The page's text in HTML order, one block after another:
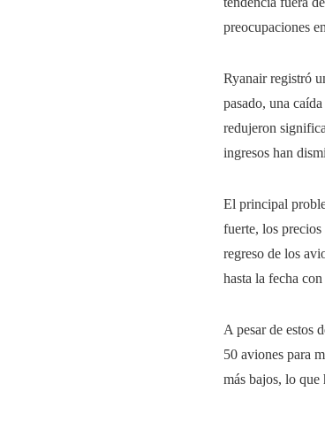
preocupaciones
Ryanair registró
pasado, una
redujeron
ingresos han
El principal
fuerte, los precios
regreso de los
hasta la fecha
A pesar de estos
50 aviones para
más bajos, lo que